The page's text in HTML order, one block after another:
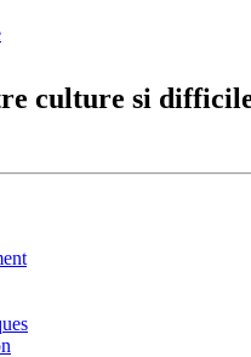
culture si